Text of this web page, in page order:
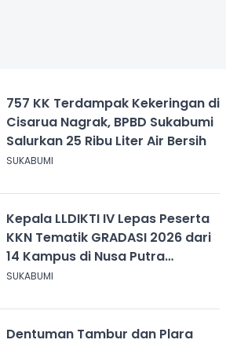
757 KK Terdampak Kekeringan di
Cisarua Nagrak, BPBD Sukabumi
Salurkan 25 Ribu Liter Air Bersih
SUKABUMI
Kepala LLDIKTI IV Lepas Peserta
KKN Tematik GRADASI 2026 dari
14 Kampus di Nusa Putra
University
SUKABUMI
Dentuman Tambur dan Plara